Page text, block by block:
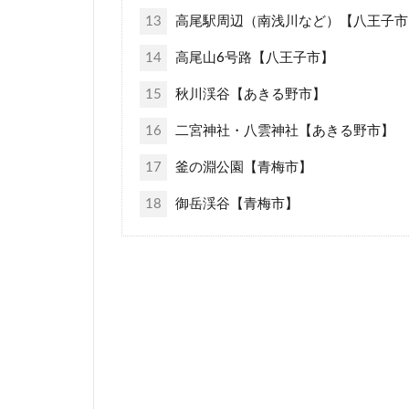
13 高尾駅周辺（南浅川など）【八王子
14 高尾山6号路【八王子市】
15 秋川渓谷【あきる野市】
16 二宮神社・八雲神社【あきる野市】
17 釜の淵公園【青梅市】
18 御岳渓谷【青梅市】